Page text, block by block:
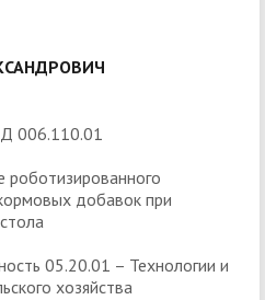
006.110.01
добавок при
05.20.01 – Технологии и
хозяйства